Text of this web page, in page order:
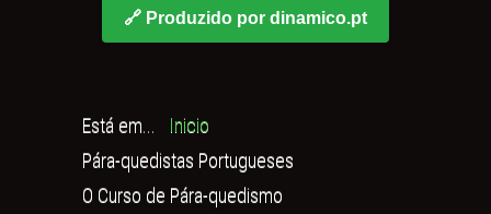
🔗 Produzido por dinamico.pt
Está em...
Inicio
Pára-quedistas Portugueses
O Curso de Pára-quedismo